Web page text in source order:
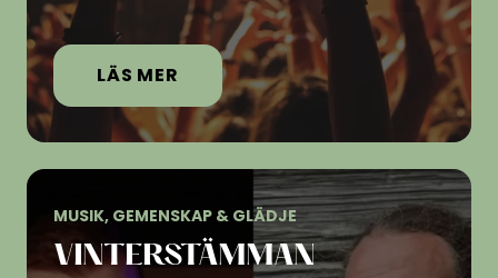
LÄS MER
MUSIK, GEMENSKAP & GLÄDJE
VINTERSTÄMMAN